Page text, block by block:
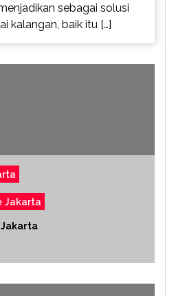
sebagai solusi
kalangan, baik itu […]
Jakarta